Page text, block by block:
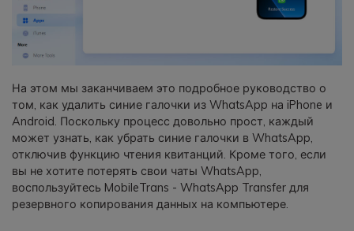
На этом мы заканчиваем это подробное руководство о
том, как удалить синие галочки из WhatsApp на iPhone и
Android. Поскольку процесс довольно прост, каждый
может узнать, как убрать синие галочки в WhatsApp,
отключив функцию чтения квитанций. Кроме того, если
вы не хотите потерять свои чаты WhatsApp,
воспользуйтесь MobileTrans - WhatsApp Transfer для
резервного копирования данных на компьютере.